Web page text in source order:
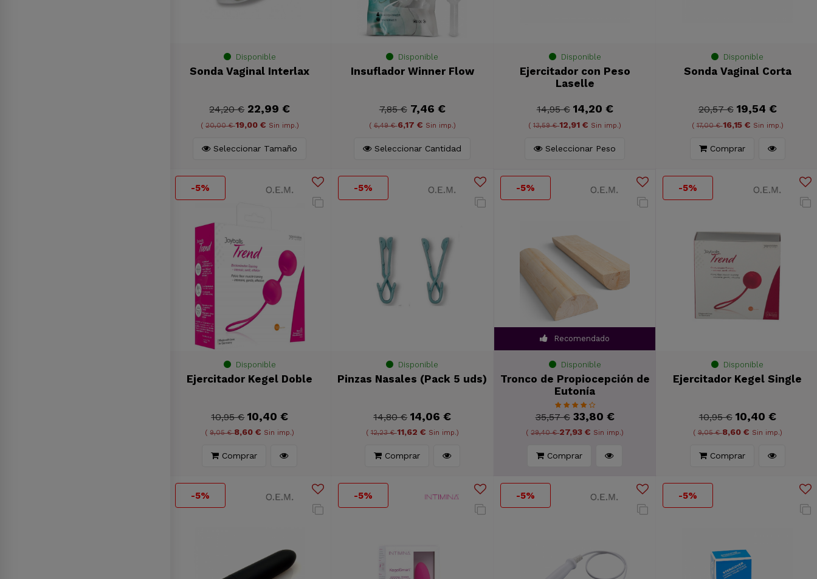
Disponible
Sonda Vaginal Interlax
24,20 € 22,99 €
( 20,00 €19,00 € Sin imp.)
Seleccionar Tamaño
Disponible
Insuflador Winner Flow
7,85 € 7,46 €
( 6,49 €6,17 € Sin imp.)
Seleccionar Cantidad
Disponible
Ejercitador con Peso
Laselle
14,95 € 14,20 €
(13,59 €12,91 € Sin imp.)
Seleccionar Peso
Disponible
Sonda Vaginal Corta
20,57 € 19,54 €
(17,00 €16,15 € Sin imp.)
Comprar
-5%
Disponible
Ejercitador Kegel Doble
10,95 € 10,40 €
(9,05 €8,60 € Sin imp.)
Comprar
-5%
Disponible
Pinzas Nasales (Pack 5 uds)
14,80 € 14,06 €
( 12,23 €11,62 € Sin imp.)
Comprar
-5%
Recomendado
Disponible
Tronco de Propiocepción de
Eutonía
35,57 € 33,80 €
(29,40 €27,93 € Sin imp.)
Comprar
-5%
Disponible
Ejercitador Kegel Single
10,95 € 10,40 €
(9,05 €8,60 € Sin imp.)
Comprar
-5% -5% -5% -5%